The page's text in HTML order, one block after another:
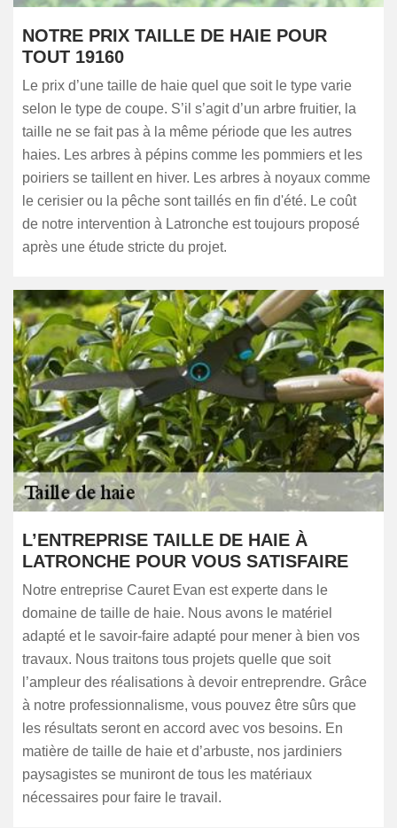
NOTRE PRIX TAILLE DE HAIE POUR
TOUT 19160
Le prix d’une taille de haie quel que soit le type varie
selon le type de coupe. S’il s’agit d’un arbre fruitier, la
taille ne se fait pas à la même période que les autres
haies. Les arbres à pépins comme les pommiers et les
poiriers se taillent en hiver. Les arbres à noyaux comme
le cerisier ou la pêche sont taillés en fin d'été. Le coût
de notre intervention à Latronche est toujours proposé
après une étude stricte du projet.
L’ENTREPRISE TAILLE DE HAIE À
LATRONCHE POUR VOUS SATISFAIRE
Notre entreprise Cauret Evan est experte dans le
domaine de taille de haie. Nous avons le matériel
adapté et le savoir-faire adapté pour mener à bien vos
travaux. Nous traitons tous projets quelle que soit
l’ampleur des réalisations à devoir entreprendre. Grâce
à notre professionnalisme, vous pouvez être sûrs que
les résultats seront en accord avec vos besoins. En
matière de taille de haie et d’arbuste, nos jardiniers
paysagistes se muniront de tous les matériaux
nécessaires pour faire le travail.